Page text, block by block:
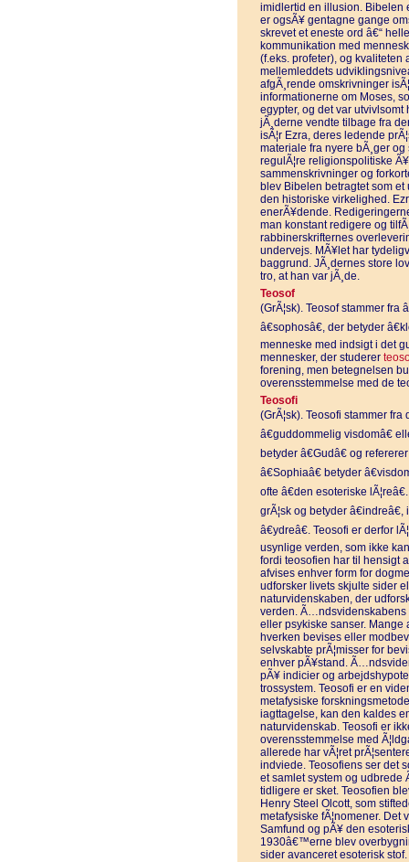
imidlertid en illusion. Bibelen
er ogsÃ¥ gentagne gange
skrevet et eneste ord â€“
kommunikation med
(f.eks. profeter), og kvaliteten
mellemleddets
afgÃ¸rende omskrivninger
informationerne om Moses,
egypter, og det var
jÃ¸derne vendte tilbage fra
isÃ¦r Ezra, deres ledende
materiale fra nyere bÃ¸ger
regulÃ¦re religionspolitiske
sammenskrivninger og
blev Bibelen betragtet som et
den historiske virkelighed.
enerÃ¥dende.
man konstant redigere og
rabbinerskrifternes
undervejs. MÃ¥let har
baggrund. JÃ¸dernes store
tro, at han var jÃ¸de.
Teosof
(GrÃ¦sk). Teosof stammer fra
â€sophosâ€, der betyder
menneske med indsigt i det
mennesker, der studerer
forening, men betegnelsen
overensstemmelse med de
Teosofi
(GrÃ¦sk). Teosofi stammer fra
â€guddommelig visdomâ€
betyder â€Gudâ€ og
â€Sophiaâ€ betyder
ofte â€den esoteriske
grÃ¦sk og betyder
â€ydreâ€. Teosofi er derfor
usynlige verden, som ikke
fordi teosofien har til hensigt
afvises enhver form for
udforsker livets skjulte sider
naturvidenskaben, der
verden. Ã…ndsvidenskabens
eller psykiske sanser.
hverken bevises eller
selvskabte prÃ¦misser for
enhver pÃ¥stand.
pÃ¥ indicier og
trossystem. Teosofi er en
metafysiske
iagttagelse, kan den kaldes
naturvidenskab. Teosofi er
overensstemmelse med
allerede har vÃ¦ret
indviede. Teosofiens ser det
et samlet system og udbrede
tidligere er sket. Teosofien
Henry Steel Olcott, som
metafysiske fÃ¦nomener. Det
Samfund og pÃ¥ den
1930â€™erne blev
sider avanceret esoterisk